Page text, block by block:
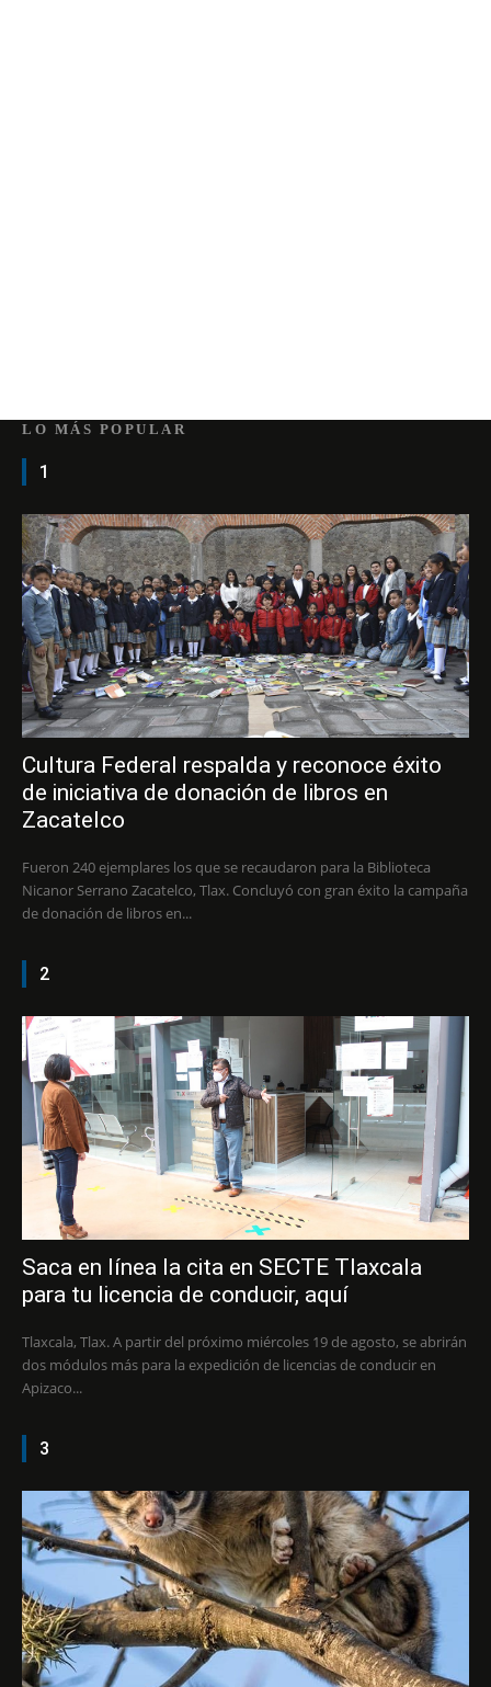
LO MÁS POPULAR
1
Cultura Federal respalda y reconoce éxito
de iniciativa de donación de libros en
Zacatelco
Fueron 240 ejemplares los que se recaudaron para la Biblioteca
Nicanor Serrano Zacatelco, Tlax. Concluyó con gran éxito la campaña
de donación de libros en...
2
Saca en línea la cita en SECTE Tlaxcala
para tu licencia de conducir, aquí
Tlaxcala, Tlax. A partir del próximo miércoles 19 de agosto, se abrirán
dos módulos más para la expedición de licencias de conducir en
Apizaco...
3